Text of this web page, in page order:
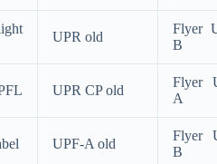
UPR old
Flyer
B
UPR CP old
Flyer
A
UPF-A old
Flyer
B